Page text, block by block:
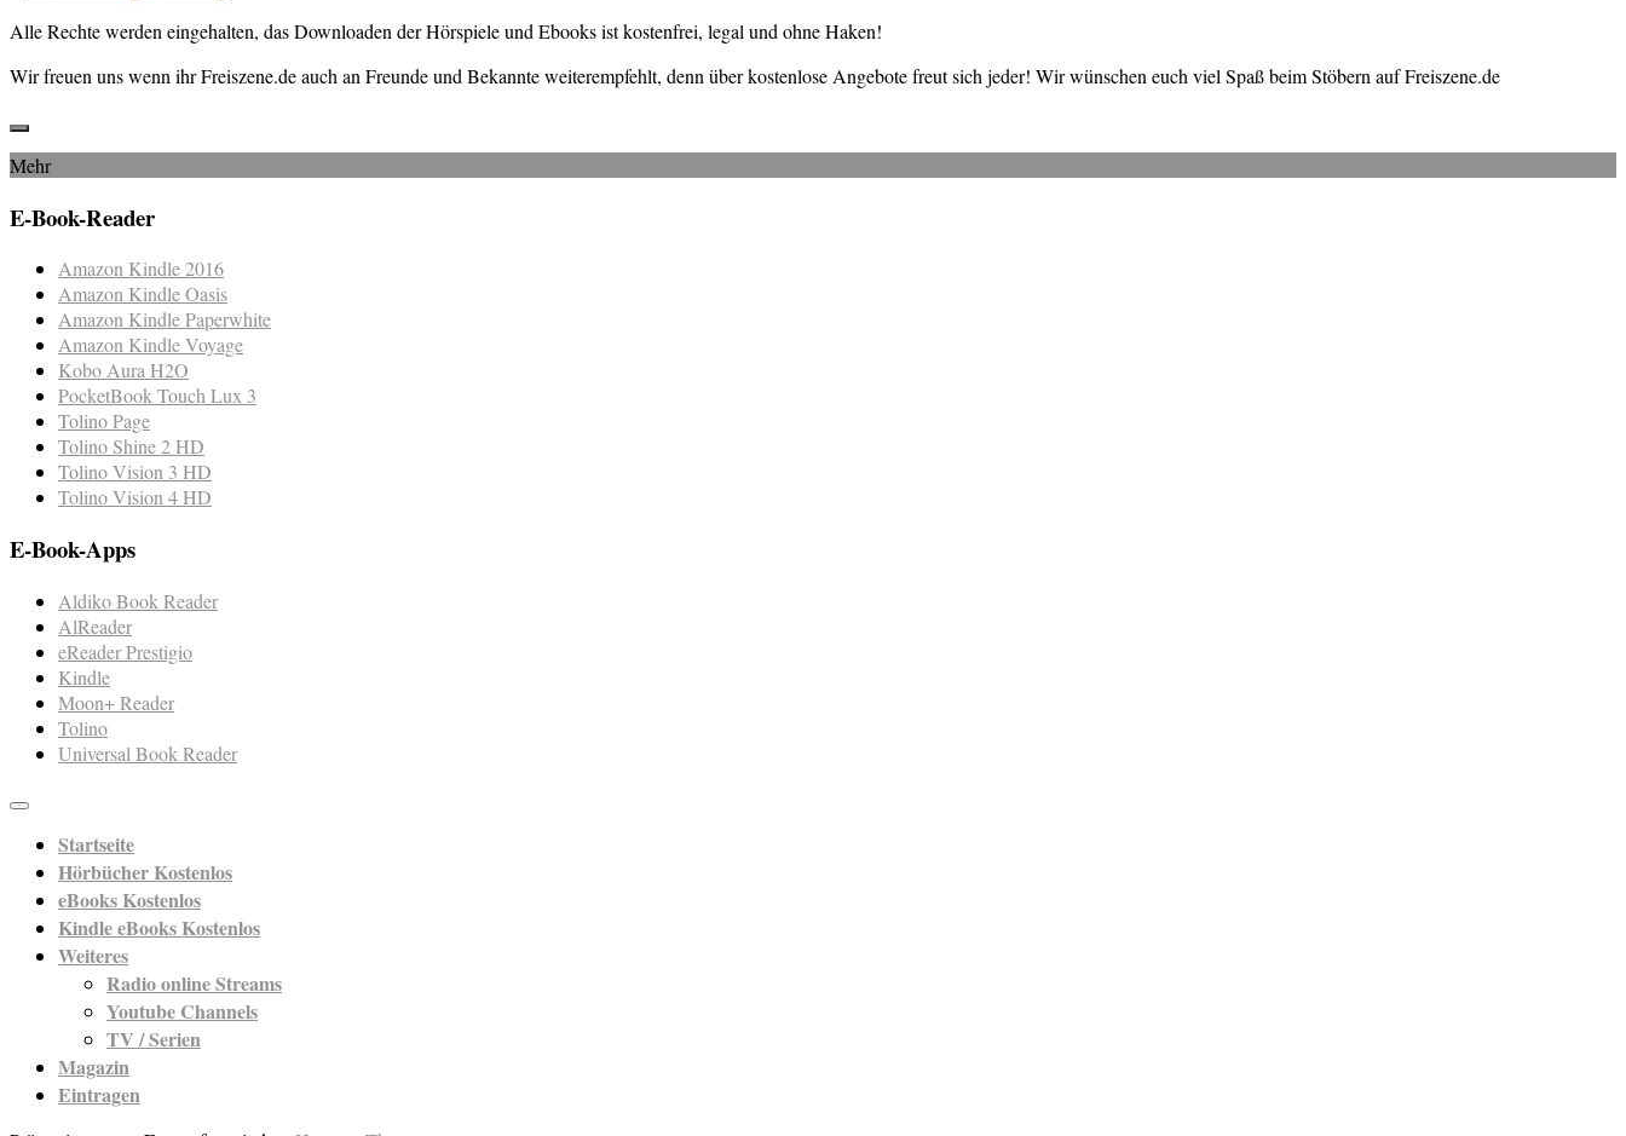
Alle Rechte werden eingehalten, das Downloaden der Hörspiele und Ebooks ist kostenfrei, legal und ohne Haken!
Wir freuen uns wenn ihr Freiszene.de auch an Freunde und Bekannte weiterempfehlt, denn über kostenlose Angebote freut sich jeder! Wir wünschen euch viel Spaß beim Stöbern auf Freiszene.de
Mehr
E-Book-Reader
Amazon Kindle 2016
Amazon Kindle Oasis
Amazon Kindle Paperwhite
Amazon Kindle Voyage
Kobo Aura H2O
PocketBook Touch Lux 3
Tolino Page
Tolino Shine 2 HD
Tolino Vision 3 HD
Tolino Vision 4 HD
E-Book-Apps
Aldiko Book Reader
AlReader
eReader Prestigio
Kindle
Moon+ Reader
Tolino
Universal Book Reader
Startseite
Hörbücher Kostenlos
eBooks Kostenlos
Kindle eBooks Kostenlos
Weiteres
Radio online Streams
Youtube Channels
TV / Serien
Magazin
Eintragen